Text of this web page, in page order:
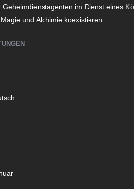
im Dienst eines
und Alchimie koexistieren.